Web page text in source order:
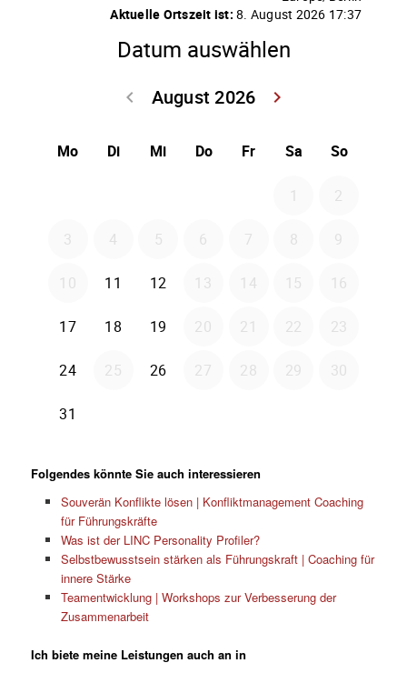
Folgendes könnte Sie auch interessieren
Souverän Konflikte lösen | Konfliktmanagement Coaching
für Führungskräfte
Was ist der LINC Personality Profiler?
Selbstbewusstsein stärken als Führungskraft | Coaching für
innere Stärke
Teamentwicklung | Workshops zur Verbesserung der
Zusammenarbeit
Ich biete meine Leistungen auch an in